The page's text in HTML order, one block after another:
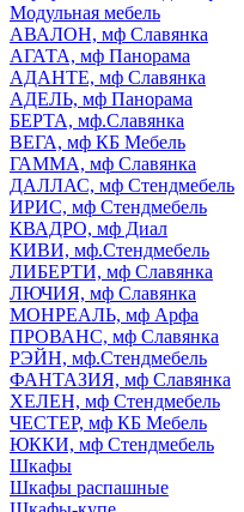
Модульная мебель
АВАЛОН, мф Славянка
АГАТА, мф Панорама
АДАНТЕ, мф Славянка
АДЕЛЬ, мф Панорама
БЕРТА, мф.Славянка
ВЕГА, мф КБ Мебель
ГАММА, мф Славянка
ДАЛЛАС, мф Стендмебель
ИРИС, мф Стендмебель
КВАДРО, мф Диал
КИВИ, мф.Стендмебель
ЛИБЕРТИ, мф Славянка
ЛЮЧИЯ, мф Славянка
МОНРЕАЛЬ, мф Арфа
ПРОВАНС, мф Славянка
РЭЙН, мф.Стендмебель
ФАНТАЗИЯ, мф Славянка
ХЕЛЕН, мф Стендмебель
ЧЕСТЕР, мф КБ Мебель
ЮККИ, мф Стендмебель
Шкафы
Шкафы распашные